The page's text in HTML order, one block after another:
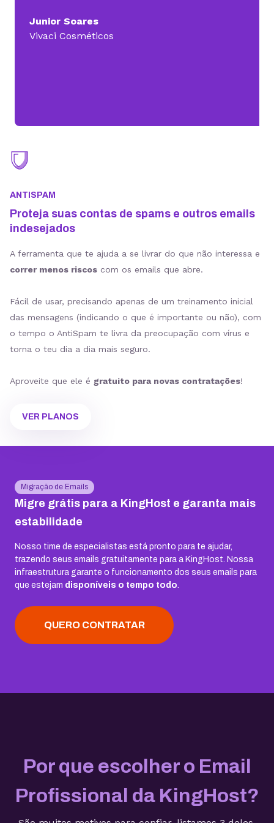
Junior Soares
Vivaci Cosméticos
ANTISPAM
Proteja suas contas de spams e outros emails
indesejados
A ferramenta que te ajuda a se livrar do que não interessa e
correr menos riscos com os emails que abre.
Fácil de usar, precisando apenas de um treinamento inicial
das mensagens (indicando o que é importante ou não), com
o tempo o AntiSpam te livra da preocupação com vírus e
torna o teu dia a dia mais seguro.
Aproveite que ele é gratuito para novas contratações!
VER PLANOS
Migração de Emails
Migre grátis para a KingHost e garanta mais
estabilidade
Nosso time de especialistas está pronto para te ajudar,
trazendo seus emails gratuitamente para a KingHost. Nossa
infraestrutura garante o funcionamento dos seus emails para
que estejam disponíveis o tempo todo
QUERO CONTRATAR
Por que escolher o Email
Profissional da KingHost?